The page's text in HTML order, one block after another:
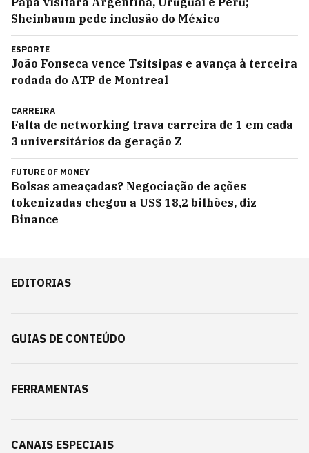
Sheinbaum pede inclusão do México
ESPORTE
João Fonseca vence Tsitsipas e avança à terceira
rodada do ATP de Montreal
CARREIRA
Falta de networking trava carreira de 1 em cada
3 universitários da geração Z
FUTURE OF MONEY
Bolsas ameaçadas? Negociação de ações
tokenizadas chegou a US$ 18,2 bilhões, diz
Binance
EDITORIAS
GUIAS DE CONTEÚDO
FERRAMENTAS
CANAIS ESPECIAIS